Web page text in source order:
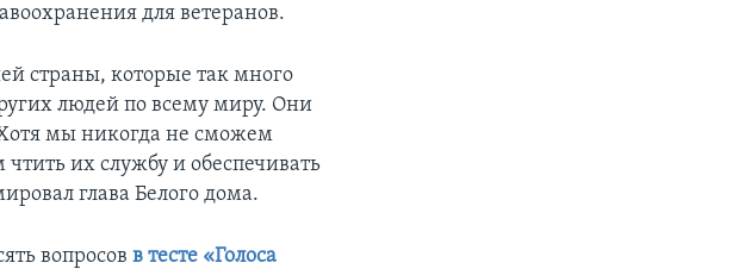
для ветеранов.
страны, которые так много
людей по всему миру. Они
мы никогда не сможем
их службу и обеспечивать
глава Белого дома.
вопросовв тесте «Голоса